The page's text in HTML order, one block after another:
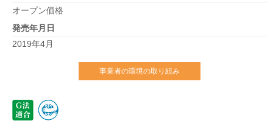
オープン価格
発売年月日
2019年4月
事業者の環境の取り組み